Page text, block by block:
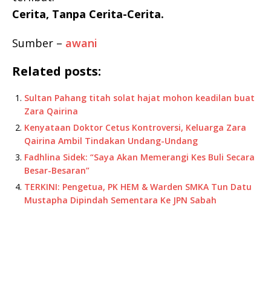
Cerita, Tanpa Cerita-Cerita.
Sumber – awani
Related posts:
Sultan Pahang titah solat hajat mohon keadilan buat
Zara Qairina
Kenyataan Doktor Cetus Kontroversi, Keluarga Zara
Qairina Ambil Tindakan Undang-Undang
Fadhlina Sidek: “Saya Akan Memerangi Kes Buli Secara
Besar-Besaran”
TERKINI: Pengetua, PK HEM & Warden SMKA Tun Datu
Mustapha Dipindah Sementara Ke JPN Sabah